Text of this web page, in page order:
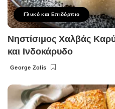
Γλυκό και Επιδόρπιο
Νηστίσιμος Χαλβάς
και Ινδοκάρυδο
Posted
George Zolis